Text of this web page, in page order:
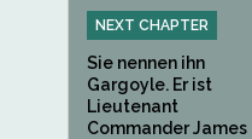
NEXT CHAPTER
Sie nennen ihn
Gargoyle. Er ist
Lieutenant
Commander James